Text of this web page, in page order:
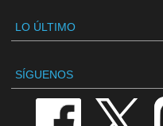
LO ÚLTIMO
SÍGUENOS